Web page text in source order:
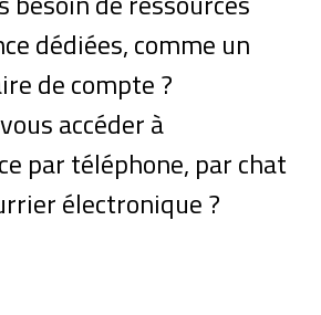
dédiées, comme un
de compte ?
accéder à
par téléphone, par chat
électronique ?